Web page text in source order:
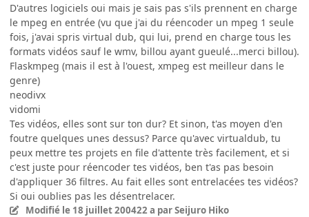
D'autres logiciels oui mais je sais pas s'ils prennent en charge
le mpeg en entrée (vu que j'ai du réencoder un mpeg 1 seule
fois, j'avai spris virtual dub, qui lui, prend en charge tous les
formats vidéos sauf le wmv, billou ayant gueulé...merci billou).
Flaskmpeg (mais il est à l'ouest, xmpeg est meilleur dans le
genre)
neodivx
vidomi
Tes vidéos, elles sont sur ton dur? Et sinon, t'as moyen d'en
foutre quelques unes dessus? Parce qu'avec virtualdub, tu
peux mettre tes projets en file d'attente très facilement, et si
c'est juste pour réencoder tes vidéos, ben t'as pas besoin
d'appliquer 36 filtres. Au fait elles sont entrelacées tes vidéos?
Si oui oublies pas les désentrelacer.
Modifié le 18 juillet 200422 a par Seijuro Hiko